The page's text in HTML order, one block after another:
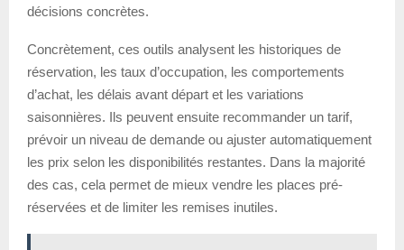
décisions concrètes.
Concrètement, ces outils analysent les historiques de
réservation, les taux d’occupation, les comportements
d’achat, les délais avant départ et les variations
saisonnières. Ils peuvent ensuite recommander un tarif,
prévoir un niveau de demande ou ajuster automatiquement
les prix selon les disponibilités restantes. Dans la majorité
des cas, cela permet de mieux vendre les places pré-
réservées et de limiter les remises inutiles.